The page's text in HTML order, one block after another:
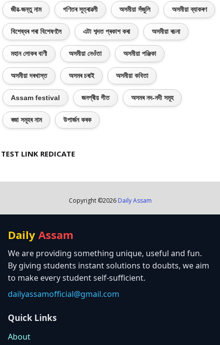
জীৱ-জন্তু নাম গণিতৰ সূত্ৰাৱলী অসমীয়া সঁজুলি অসমীয়া ব্যাকৰণ
বিশেষ্যৰ পৰা বিশেষণলৈ এটা শব্দত প্ৰকাশ কৰা অসমীয়া ৰচনা
মহান লোকৰ বাণী অসমীয়া নেওঁতা অসমীয়া পঞ্জিকা
অসমীয়া দৰখাস্ত অসমৰ চৰাই অসমীয়া কবিতা
Assam festival জনপ্ৰীয় গীত অসমৰ নদ-নদী সমূহ
ৰজা সমূহৰ নাম উপাৰ্জন কৰক
TEST LINK REDICATE
Copyright ©2026 Daily Assam
Daily Assam
We are providing something unique, useful and fun.
By giving students instant solutions to doubts, we aim
to make every student self-sufficient.
dailyassamofficial@gmail.com
Quick Links
About